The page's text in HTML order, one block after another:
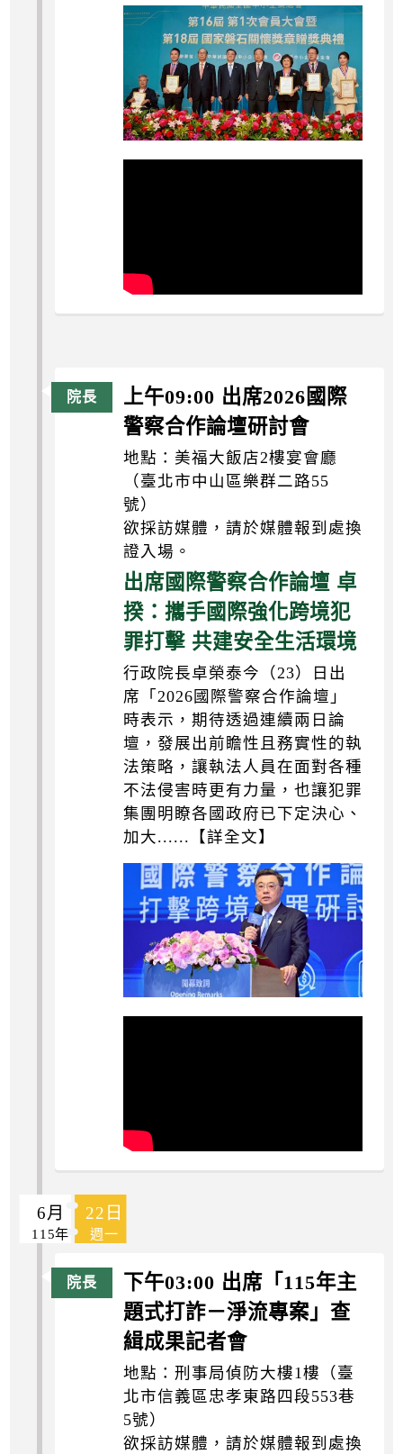
上午09:00 出席2026國際
警察合作論壇研討會
地點：美福大飯店2樓宴會廳
（臺北市中山區樂群二路55
號）
欲採訪媒體，請於媒體報到處換
證入場。
出席國際警察合作論壇 卓
揆：攜手國際強化跨境犯
罪打擊 共建安全生活環境
行政院長卓榮泰今（23）日出
席「2026國際警察合作論壇」
時表示，期待透過連續兩日論
壇，發展出前瞻性且務實性的執
法策略，讓執法人員在面對各種
不法侵害時更有力量，也讓犯罪
集團明瞭各國政府已下定決心、
加大......【詳全文】
6月 22日
115年 週一
下午03:00 出席「115年主
題式打詐－淨流專案」查
緝成果記者會
地點：刑事局偵防大樓1樓（臺
北市信義區忠孝東路四段553巷
5號）
欲採訪媒體，請於媒體報到處換